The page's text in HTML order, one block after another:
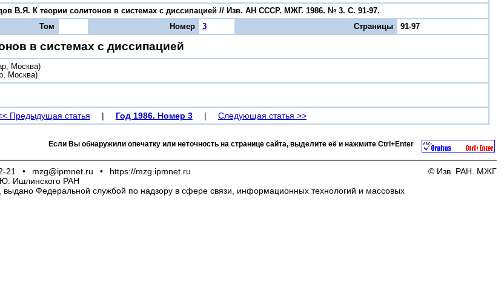
В.Я. К теории солитонов в системах с диссипацией // Изв. АН СССР. МЖГ. 1986. № 3. С. 91-97.
Том Номер 3 Страницы
91-97
в системах с диссипацией
Москва)
Москва)
Предыдущая статья | Год 1986. Номер 3 | Следующая статья >>
Если Вы обнаружили опечатку или неточность на странице сайта, выделите её и нажмите Ctrl+Enter
21 • mzg@ipmnet.ru •
https://mzg.ipmnet.ru
Ишлинского РАН
, выдано Федеральной службой по надзору в сфере связи, информационных технологий и массовых
© Изв. РАН. МЖГ